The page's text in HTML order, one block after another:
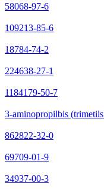
58068-97-6
109213-85-6
18784-74-2
224638-27-1
1184179-50-7
3-aminopropilbis
862822-32-0
69709-01-9
34937-00-3